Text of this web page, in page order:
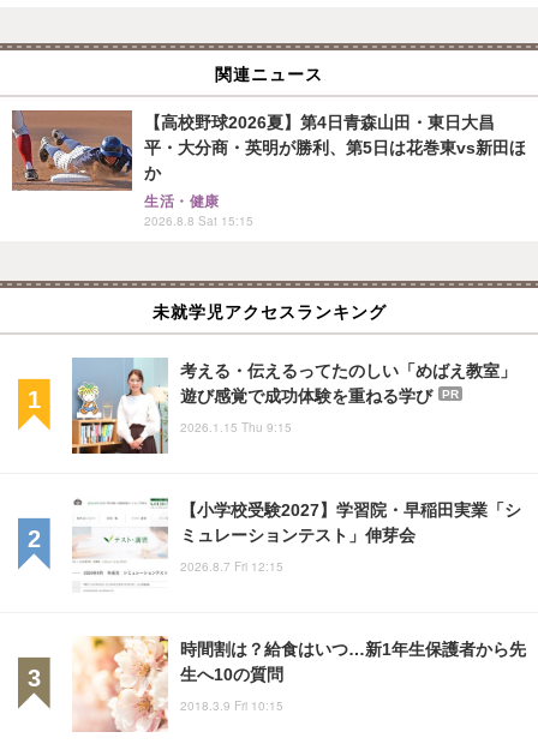
関連ニュース
【高校野球2026夏】第4日青森山田・東日大昌
平・大分商・英明が勝利、第5日は花巻東vs新田ほ
か
生活・健康
2026.8.8 Sat 15:15
未就学児アクセスランキング
考える・伝えるってたのしい「めばえ教室」
遊び感覚で成功体験を重ねる学び
PR
2026.1.15 Thu 9:15
【小学校受験2027】学習院・早稲田実業「シ
ミュレーションテスト」伸芽会
2026.8.7 Fri 12:15
時間割は？給食はいつ…新1年生保護者から先
生へ10の質問
2018.3.9 Fri 10:15